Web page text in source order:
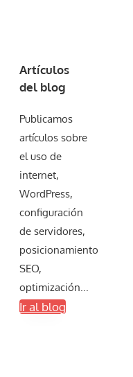
Artículos
del blog
Publicamos
artículos sobre
el uso de
internet,
WordPress,
configuración
de servidores,
posicionamiento
SEO,
optimización...
Ir al blog